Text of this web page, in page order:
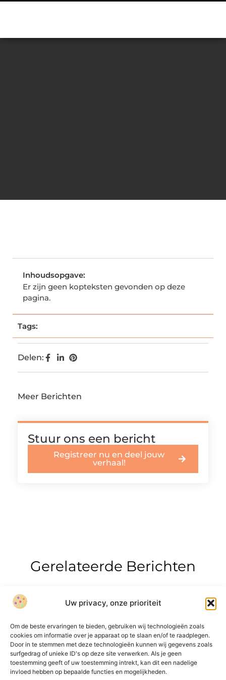
Uw privacy, onze prioriteit
Om de beste ervaringen te bieden, gebruiken wij technologieën zoals
cookies om informatie over je apparaat op te slaan en/of te raadplegen.
Door in te stemmen met deze technologieën kunnen wij gegevens zoals
surfgedrag of unieke ID's op deze site verwerken. Als je geen
toestemming geeft of uw toestemming intrekt, kan dit een nadelige
invloed hebben op bepaalde functies en mogelijkheden.
Inhoudsopgave:
Er zijn geen kopteksten gevonden op deze
pagina.
Tags:
Delen:
Meer Berichten
Stuur ons een bericht
Registreer nu en deel jouw
verhaal!
Gerelateerde Berichten
Onze informatie